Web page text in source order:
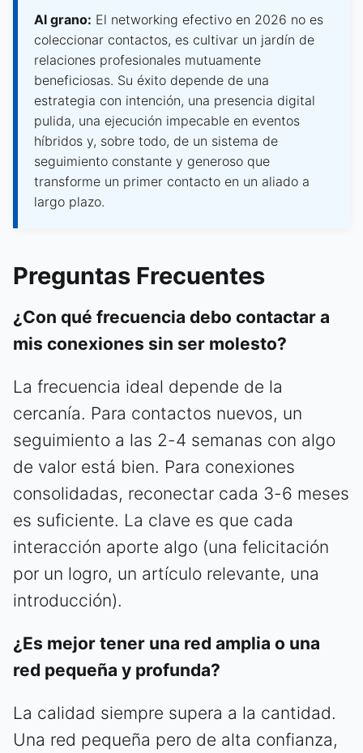
Al grano: El networking efectivo en 2026 no es
coleccionar contactos, es cultivar un jardín de
relaciones profesionales mutuamente
beneficiosas. Su éxito depende de una
estrategia con intención, una presencia digital
pulida, una ejecución impecable en eventos
híbridos y, sobre todo, de un sistema de
seguimiento constante y generoso que
transforme un primer contacto en un aliado a
largo plazo.
Preguntas Frecuentes
¿Con qué frecuencia debo contactar a
mis conexiones sin ser molesto?
La frecuencia ideal depende de la
cercanía. Para contactos nuevos, un
seguimiento a las 2-4 semanas con algo
de valor está bien. Para conexiones
consolidadas, reconectar cada 3-6 meses
es suficiente. La clave es que cada
interacción aporte algo (una felicitación
por un logro, un artículo relevante, una
introducción).
¿Es mejor tener una red amplia o una
red pequeña y profunda?
La calidad siempre supera a la cantidad.
Una red pequeña pero de alta confianza,